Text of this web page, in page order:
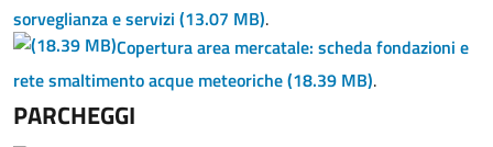
sorveglianza e servizi (13.07 MB).
Copertura area mercatale: scheda fondazioni e
rete smaltimento acque meteoriche(18.39 MB).
PARCHEGGI